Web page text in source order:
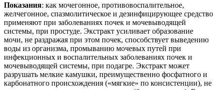
Показания: как мочегонное, противовоспалительное,
желчегонное, спазмолитическое и дезинфицирующее средство
применяют при заболеваниях почек и мочевыводящей
системы, при простуде. Экстракт усиливает образование
мочи, не раздражая при этом почек, способствует выведению
воды из организма, промыванию мочевых путей при
инфекционных и воспалительных заболеваниях почек и
мочевыводящей системы, при подагре. Экстракт может
разрушать мелкие камушки, преимущественно фосфатного и
карбонатного происхождения («мягкие» по консистенции), не